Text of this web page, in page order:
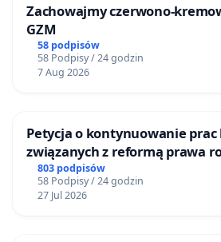
Zachowajmy czerwono-
GZM
58 podpisów
58 Podpisy / 24 godzin
7 Aug 2026
Petycja o kontynuowanie prac
związanych z reformą prawa
803 podpisów
58 Podpisy / 24 godzin
27 Jul 2026